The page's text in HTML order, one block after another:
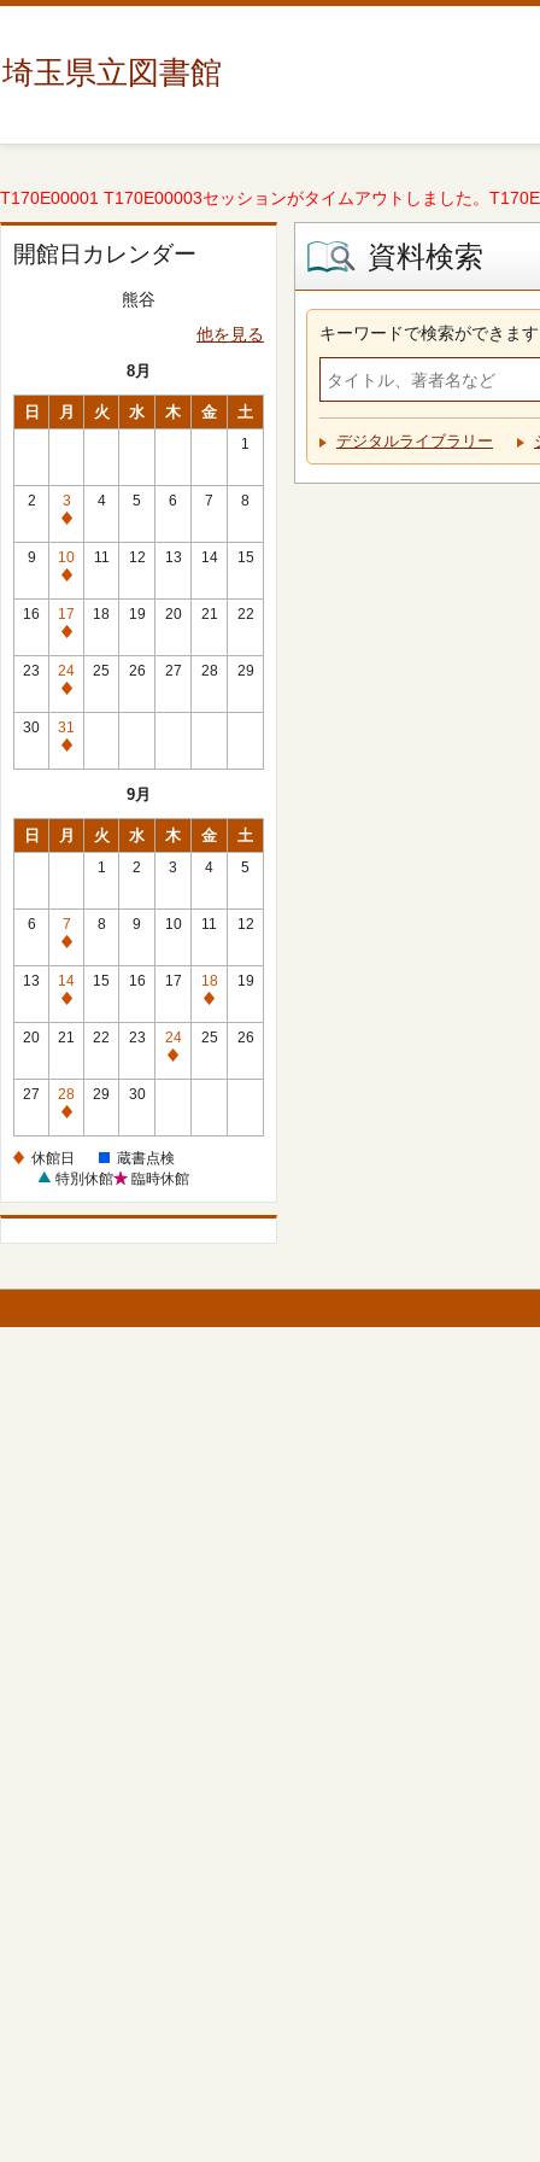
埼玉県立図書館
T170E00001 T170E00003セッションがタイムアウトしました。
開館日カレンダー
熊谷
他を見る
8月
日 月 火 水 木 金 土
1
2
3
休
館
日
4 5 6 7 8
9
10
休
館
日
11 12 13 14 15
16
17
休
館
日
18 19 20 21 22
23
24
休
館
日
25 26 27 28 29
30
31
休
9月
日 月 火 水 木 金 土
1 2 3 4 5
6
7
休
館
日
8 9 10 11 12
13
14
休
館
15 16 17
18
休
館
19
20 21 22 23
24
休
25 26
27
28
休
日
29 30
休館日
蔵書点検
特別休館
臨時休館
資料検索
キーワードで検索ができます
デジタルライブラリー